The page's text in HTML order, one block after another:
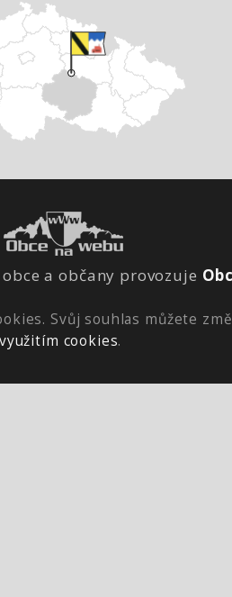
a občany provozuje
Svůj souhlas můžete
cookies.